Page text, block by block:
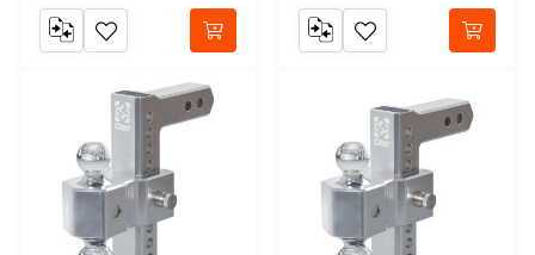
Acheter
AJOUTER À MA LISTE DE SOUHAITS
AJOUTER AU COMPARATEUR Acheter
AJOUTER À MA LISTE DE
AJOUTER AU COMPARATEUR